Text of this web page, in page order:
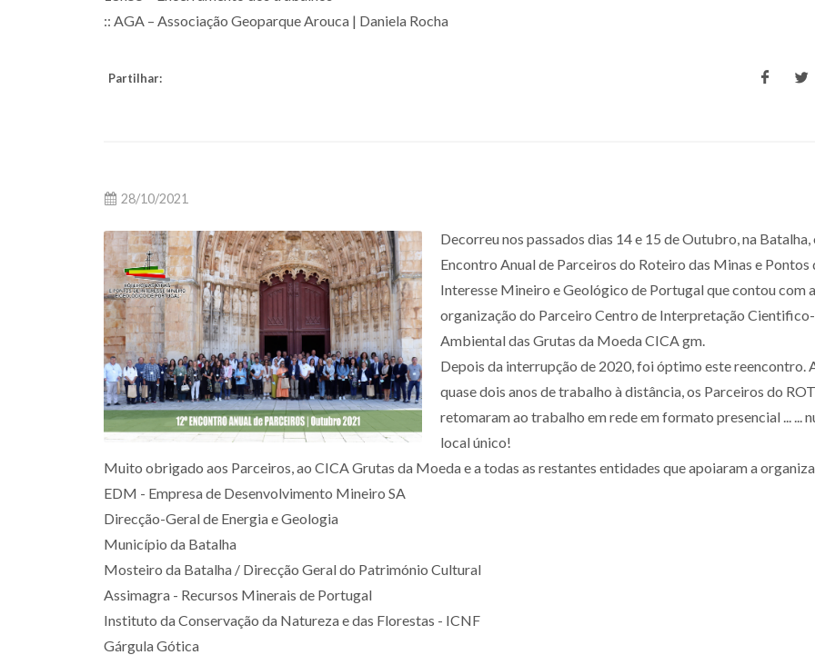
:: AGA – Associação Geoparque Arouca | Daniela Rocha
Partilhar:
28/10/2021
Decorreu nos passados dias 14 e 15 de Outubro, na Batalha,
Encontro Anual de Parceiros do Roteiro das Minas e Pontos
Interesse Mineiro e Geológico de Portugal que contou com a
organização do Parceiro Centro de Interpretação Cientifico-
Ambiental das Grutas da Moeda CICA gm.
Depois da interrupção de 2020, foi óptimo este reencontro.
quase dois anos de trabalho à distância, os Parceiros do
retomaram ao trabalho em rede em formato presencial ... ...
local único!
Muito obrigado aos Parceiros, ao CICA Grutas da Moeda e a todas as restantes entidades que apoiaram a
EDM - Empresa de Desenvolvimento Mineiro SA
Direcção-Geral de Energia e Geologia
Município da Batalha
Mosteiro da Batalha / Direcção Geral do Património Cultural
Assimagra - Recursos Minerais de Portugal
Instituto da Conservação da Natureza e das Florestas - ICNF
Gárgula Gótica